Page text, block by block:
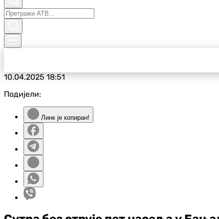
10.04.202518:51
Подијели:
Линк је копиран!